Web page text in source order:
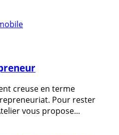
creuse en terme
Pour rester
vous propose...